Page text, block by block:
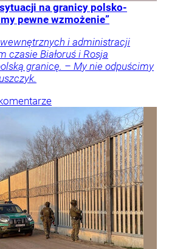
na granicy polsko-
pewne wzmożenie”
i administracji
czasie Białoruś i Rosja
granicę. – My nie odpuścimy